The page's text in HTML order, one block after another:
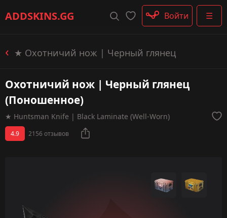
ADDSKINS.GG ☰
Пистолеты-пулемёты
Перчатки
Войти
★ Охотничий нож | Черный глянец
Охотничий нож | Черный глянец
(Поношенное)
★ Huntsman Knife | Black Laminate (Well-Worn)
4.9 2156 отзывов